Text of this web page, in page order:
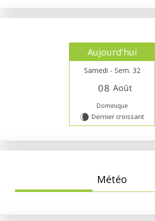
Aujourd'hui
Samedi - Sem. 32
08 Août
Dominique
W Dernier croissant
Météo